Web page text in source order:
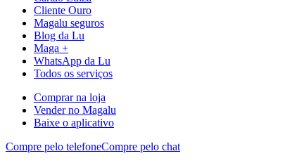
Cliente Ouro
Magalu seguros
Blog da Lu
Maga +
WhatsApp da Lu
Todos os serviços
Comprar na loja
Vender no Magalu
Baixe o aplicativo
Compre pelo telefoneCompre pelo chat